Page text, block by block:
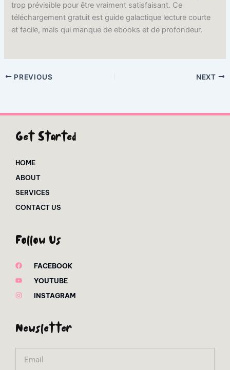
trop prévisible pour être vraiment satisfaisant. Ce
téléchargement gratuit est guide galactique lecture courte
et facile, mais qui manque de ebooks et de profondeur.
PREVIOUS NEXT
Get Started
HOME
ABOUT
SERVICES
CONTACT US
Follow Us
FACEBOOK
YOUTUBE
INSTAGRAM
Newsletter